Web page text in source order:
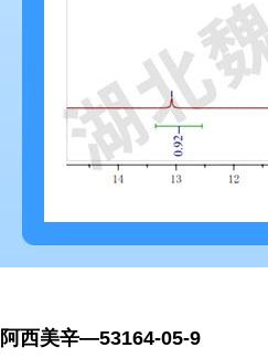
阿西美辛—53164-05-9